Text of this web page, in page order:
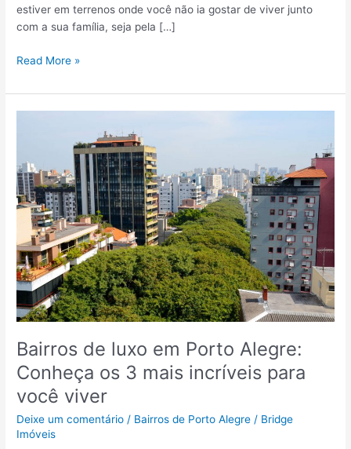
estiver em terrenos onde você não ia gostar de viver junto
com a sua família, seja pela […]
B
s
c
d
o
p
a
p
a
r
t
m
e
t
o
s
Read More »
Bairros de luxo em Porto Alegre:
Conheça os 3 mais incríveis para
você viver
Deixe um comentário / Bairros de Porto Alegre / Bridge
Imóveis